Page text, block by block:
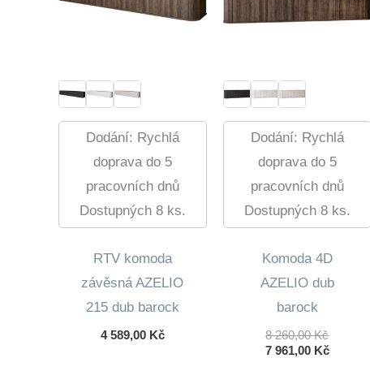
Dodání: Rychlá
doprava do 5
pracovních dnů
Dostupných 8 ks.
RTV komoda
závěsná AZELIO
215 dub barock
4 589,00 Kč
Dodání: Rychlá
doprava do 5
pracovních dnů
Dostupných 8 ks.
Komoda 4D
AZELIO dub
barock
8 260,00KčPůvodní
Cena
7 961,00 KčAktuální